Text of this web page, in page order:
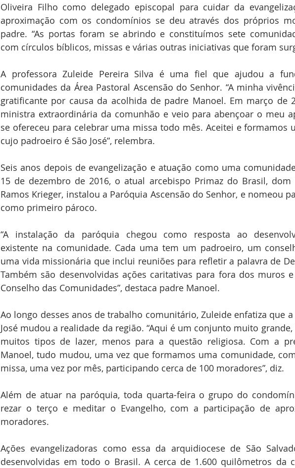
Oliveira Filho como delegado episcopal para cuidar da
aproximação com os condomínios se deu através dos próprios
padre. “As portas foram se abrindo e constituímos sete
com círculos bíblicos, missas e várias outras iniciativas que foram
A professora Zuleide Pereira Silva é uma fiel que ajudou a
comunidades da Área Pastoral Ascensão do Senhor. “A minha
gratificante por causa da acolhida de padre Manoel. Em março de
ministra extraordinária da comunhão e veio para abençoar o meu
se ofereceu para celebrar uma missa todo mês. Aceitei e formamos
cujo padroeiro é São José”, relembra.
Seis anos depois de evangelização e atuação como uma
15 de dezembro de 2016, o atual arcebispo Primaz do Brasil, dom
Ramos Krieger, instalou a Paróquia Ascensão do Senhor, e nomeou
como primeiro pároco.
“A instalação da paróquia chegou como resposta ao
existente na comunidade. Cada uma tem um padroeiro, um
uma vida missionária que inclui reuniões para refletir a palavra de
Também são desenvolvidas ações caritativas para fora dos muros
Conselho das Comunidades”, destaca padre Manoel.
Ao longo desses anos de trabalho comunitário, Zuleide enfatiza que a
José mudou a realidade da região. “Aqui é um conjunto muito
muitos tipos de lazer, menos para a questão religiosa. Com a
Manoel, tudo mudou, uma vez que formamos uma comunidade,
missa, uma vez por mês, participando cerca de 100 moradores”, diz.
Além de atuar na paróquia, toda quarta-feira o grupo do
rezar o terço e meditar o Evangelho, com a participação de
moradores.
Ações evangelizadoras como essa da arquidiocese de São
desenvolvidas em todo o Brasil. A cerca de 1.600 quilômetros da